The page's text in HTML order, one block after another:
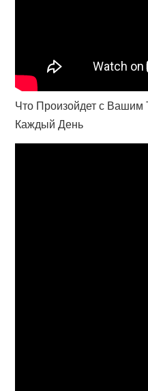
Что Произойдет с Вашим
Каждый День